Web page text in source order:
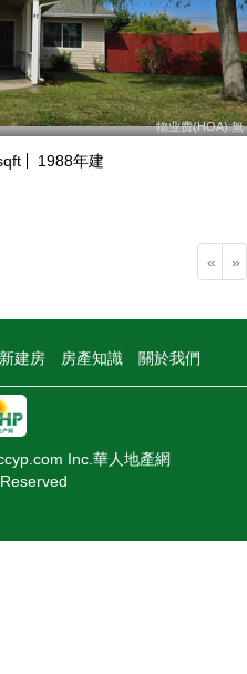
物业费(HOA):無
1988年建
« »
新建房 房產知識 關於我們
Inc.華人地產網